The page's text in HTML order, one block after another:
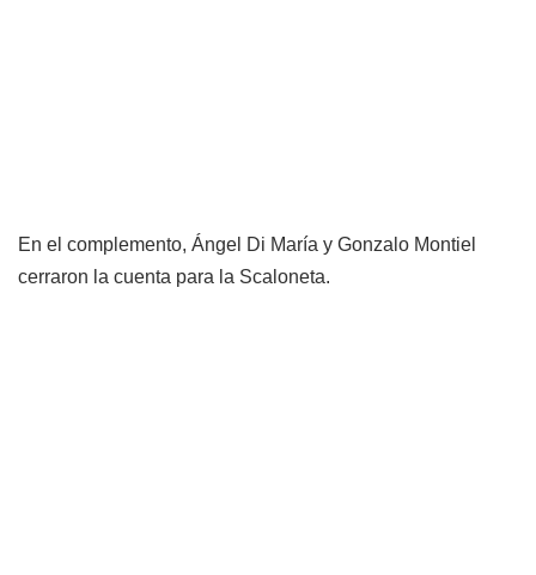
En el complemento, Ángel Di María y Gonzalo Montiel
cerraron la cuenta para la Scaloneta.